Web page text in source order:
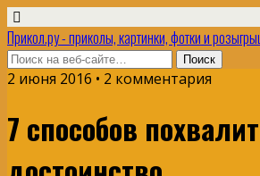
Прикол.ру - приколы, картинки, фотки и
2 июня 2016 • 2 комментария
7 способов